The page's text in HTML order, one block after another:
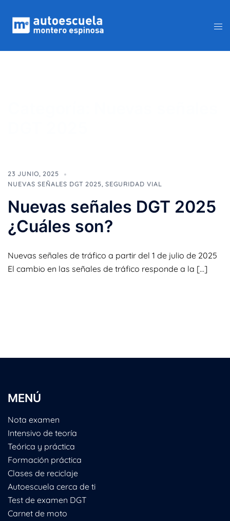
contenido
23 JUNIO, 2025
NUEVAS SEÑALES DGT 2025, SEGURIDAD VIAL
Nuevas señales DGT 2025
¿Cuáles son?
Nuevas señales de tráfico a partir del 1 de julio de 2025
El cambio en las señales de tráfico responde a la […]
MENÚ
Nota examen
Intensivo de teoría
Teórica y práctica
Formación práctica
Clases de reciclaje
Autoescuela cerca de ti
Test de examen DGT
Carnet de moto